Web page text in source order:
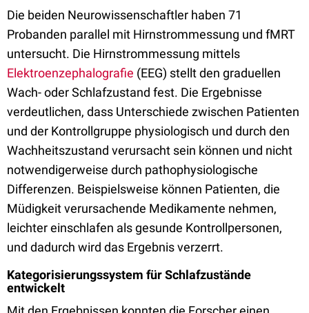
Die beiden Neurowissenschaftler haben 71
Probanden parallel mit Hirnstrommessung und fMRT
untersucht. Die Hirnstrommessung mittels
Elektroenzephalografie (EEG) stellt den graduellen
Wach- oder Schlafzustand fest. Die Ergebnisse
verdeutlichen, dass Unterschiede zwischen Patienten
und der Kontrollgruppe physiologisch und durch den
Wachheitszustand verursacht sein können und nicht
notwendigerweise durch pathophysiologische
Differenzen. Beispielsweise können Patienten, die
Müdigkeit verursachende Medikamente nehmen,
leichter einschlafen als gesunde Kontrollpersonen,
und dadurch wird das Ergebnis verzerrt.
Kategorisierungssystem für Schlafzustände
entwickelt